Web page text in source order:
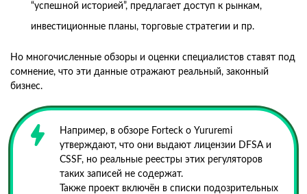
“успешной историей”, предлагает доступ к рынкам,
инвестиционные планы, торговые стратегии и пр.
Но многочисленные обзоры и оценки специалистов ставят под
сомнение, что эти данные отражают реальный, законный
бизнес.
Например, в обзоре Forteck о Yururemi
утверждают, что они выдают лицензии DFSA и
CSSF, но реальные реестры этих регуляторов
таких записей не содержат.
Также проект включён в списки подозрительных